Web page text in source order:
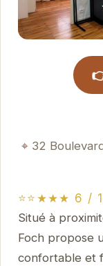
32
⭐⭐★★★ 6 /
Situé à
Foch propose
confortable et